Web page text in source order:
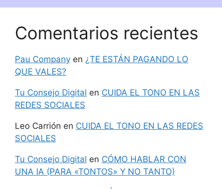
Comentarios recientes
Pau Company en ¿TE ESTÁN PAGANDO LO
QUE VALES?
Tu Consejo Digital en CUIDA EL TONO EN LAS
REDES SOCIALES
Leo Carrión en CUIDA EL TONO EN LAS REDES
SOCIALES
Tu Consejo Digital en CÓMO HABLAR CON
UNA IA (PARA «TONTOS» Y NO TANTO)